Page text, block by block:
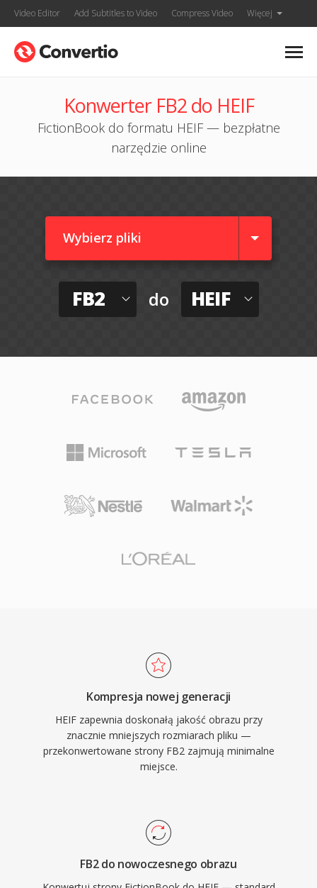
Video Editor Add Subtitles to Video Compress Video Więcej
Konwerter FB2 do HEIF
FictionBook do formatu HEIF — bezpłatne
narzędzie online
Wybierz pliki
FB2 do HEIF
Kompresja nowej generacji
HEIF zapewnia doskonałą jakość obrazu przy
znacznie mniejszych rozmiarach pliku —
przekonwertowane strony FB2 zajmują minimalne
miejsce.
FB2 do nowoczesnego obrazu